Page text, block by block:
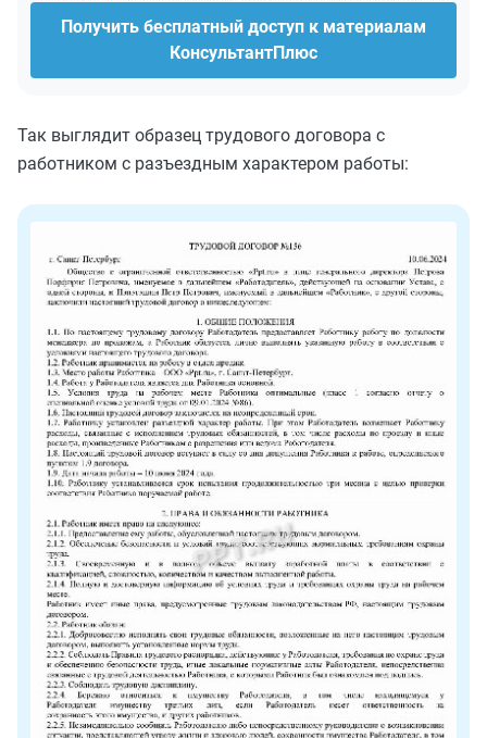
Получить бесплатный доступ к материалам
КонсультантПлюс
Так выглядит образец трудового договора с
работником с разъездным характером работы: